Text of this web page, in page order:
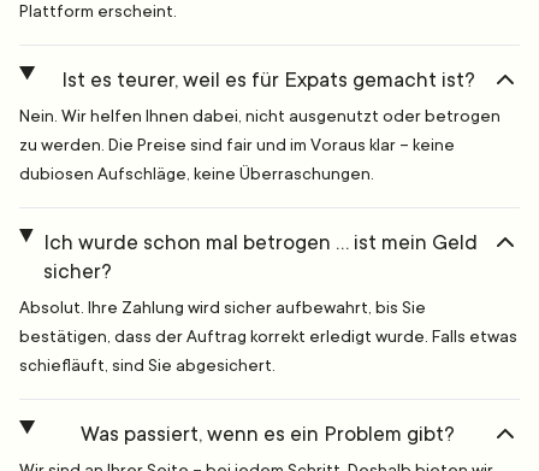
Plattform erscheint.
Ist es teurer, weil es für Expats gemacht ist?
Nein. Wir helfen Ihnen dabei, nicht ausgenutzt oder betrogen
zu werden. Die Preise sind fair und im Voraus klar – keine
dubiosen Aufschläge, keine Überraschungen.
Ich wurde schon mal betrogen … ist mein Geld
sicher?
Absolut. Ihre Zahlung wird sicher aufbewahrt, bis Sie
bestätigen, dass der Auftrag korrekt erledigt wurde. Falls etwas
schiefläuft, sind Sie abgesichert.
Was passiert, wenn es ein Problem gibt?